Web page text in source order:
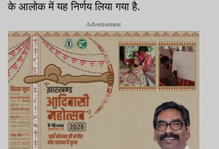
के आलोक में यह निर्णय लिया गया है.
Advertisement